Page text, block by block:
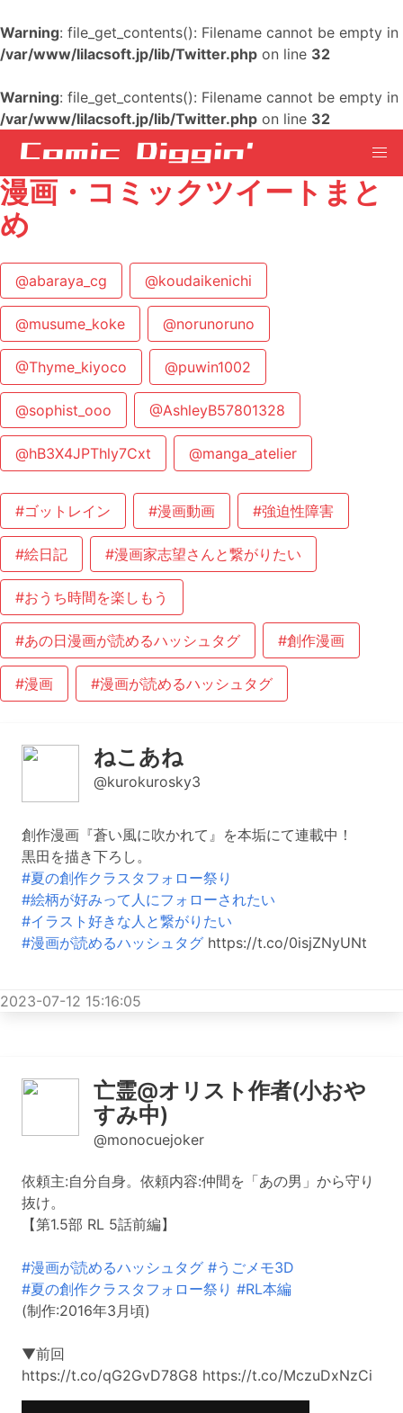
Warning: file_get_contents(): Filename cannot be empty in
/var/www/lilacsoft.jp/lib/Twitter.php on line 32
Warning: file_get_contents(): Filename cannot be empty in
/var/www/lilacsoft.jp/lib/Twitter.php on line 32
漫画・コミックツイートまと
め
@abaraya_cg @koudaikenichi
@musume_koke @norunoruno
@Thyme_kiyoco @puwin1002
@sophist_ooo @AshleyB57801328
@hB3X4JPThly7Cxt @manga_atelier
#ゴットレイン #漫画動画 #強迫性障害
#絵日記 #漫画家志望さんと繋がりたい
#おうち時間を楽しもう
#あの日漫画が読めるハッシュタグ #創作漫画
#漫画 #漫画が読めるハッシュタグ
ねこあね
@kurokurosky3
創作漫画『蒼い風に吹かれて』を本垢にて連載中！
黒田を描き下ろし。
#夏の創作クラスタフォロー祭り
#絵柄が好みって人にフォローされたい
#イラスト好きな人と繋がりたい
#漫画が読めるハッシュタグ https://t.co/0isjZNyUNt
2023-07-12 15:16:05
亡霊@オリスト作者(小おや
すみ中)
@monocuejoker
依頼主:自分自身。依頼内容:仲間を「あの男」から守り
抜け。
【第1.5部 RL 5話前編】
#漫画が読めるハッシュタグ #うごメモ3D
#夏の創作クラスタフォロー祭り #RL本編
(制作:2016年3月頃)
▼前回
https://t.co/qG2GvD78G8 https://t.co/MczuDxNzCi